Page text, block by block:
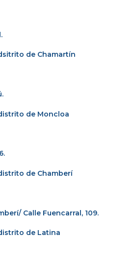
de Chamartín
de Moncloa
de Chamberí
Calle Fuencarral, 109.
de Latina